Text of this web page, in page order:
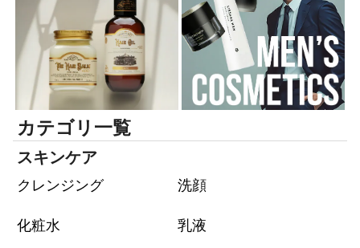
カテゴリ一覧
スキンケア
クレンジング 洗顔
化粧水 乳液